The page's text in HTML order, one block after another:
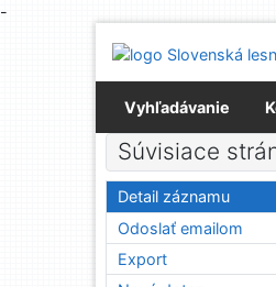
-
Prejsť na menu
Prehlásenie o
Vyhľadávanie
Súvisiace
Detail záznamu
Odoslať emailom
Export